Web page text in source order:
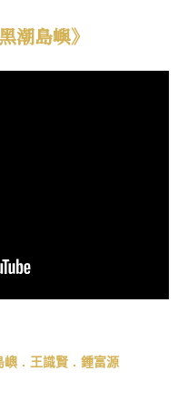
潮島嶼》
嶼 王識賢 鍾富源